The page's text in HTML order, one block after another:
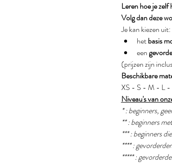
Leren hoe je
Volg dan deze
Je kan kiezen uit:
het basis
een
(prijzen zijn
Beschikbare
XS - S - M - L -
Niveau's van
* : beginners,
** : beginners
*** : beginners
**** :
***** :